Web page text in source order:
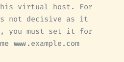
virtual host. For the
not decisive as it is
you must set it for any
www.example.com